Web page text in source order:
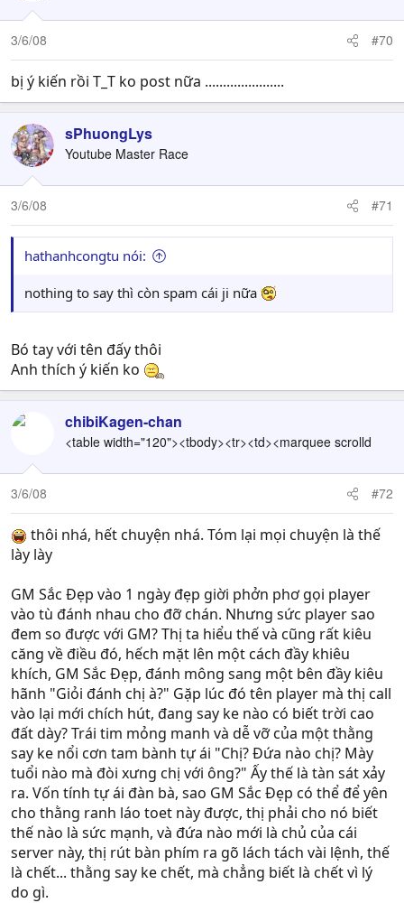
3/6/08 #70
bị ý kiến rồi T_T ko post nữa ......................
sPhuongLys
Youtube Master Race
3/6/08 #71
hathanhcongtu nói:
nothing to say thì còn spam cái ji nữa
Bó tay với tên đấy thôi
Anh thích ý kiến ko
chibiKagen-chan
<table width="120"><tbody><tr><td><marquee scrolld
3/6/08 #72
thôi nhá, hết chuyện nhá. Tóm lại mọi chuyện là thế
lày lày
GM Sắc Đẹp vào 1 ngày đẹp giời phởn phơ gọi player
vào tù đánh nhau cho đỡ chán. Nhưng sức player sao
đem so được với GM? Thị ta hiểu thế và cũng rất kiêu
căng về điều đó, hếch mặt lên một cách đầy khiêu
khích, GM Sắc Đẹp, đánh mông sang một bên đầy kiêu
hãnh "Giỏi đánh chị à?" Gặp lúc đó tên player mà thị call
vào lại mới chích hút, đang say ke nào có biết trời cao
đất dày? Trái tim mỏng manh và dễ vỡ của một thằng
say ke nổi cơn tam bành tự ái "Chị? Đứa nào chị? Mày
tuổi nào mà đòi xưng chị với ông?" Ấy thế là tàn sát xảy
ra. Vốn tính tự ái đàn bà, sao GM Sắc Đẹp có thể để yên
cho thằng ranh láo toet này được, thị phải cho nó biết
thế nào là sức mạnh, và đứa nào mới là chủ của cái
server này, thị rút bàn phím ra gõ lách tách vài lệnh, thế
là chết... thằng say ke chết, mà chẳng biết là chết vì lý
do gì.